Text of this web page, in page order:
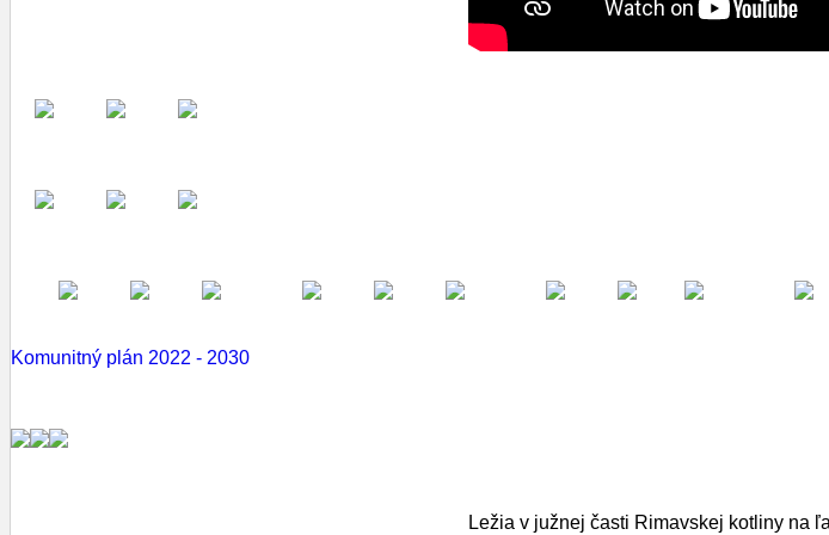
Komunitný plán 2022 - 2030
Ležia v južnej časti Rimavskej kotliny na